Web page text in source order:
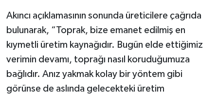
Akıncı açıklamasının sonunda üreticilere çağrıda
bulunarak, “Toprak, bize emanet edilmiş en
kıymetli üretim kaynağıdır. Bugün elde ettiğimiz
verimin devamı, toprağı nasıl koruduğumuza
bağlıdır. Anız yakmak kolay bir yöntem gibi
görünse de aslında gelecekteki üretim